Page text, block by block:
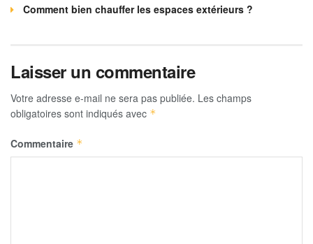
Comment bien chauffer les espaces extérieurs ?
Laisser un commentaire
Votre adresse e-mail ne sera pas publiée. Les champs
obligatoires sont indiqués avec *
Commentaire *